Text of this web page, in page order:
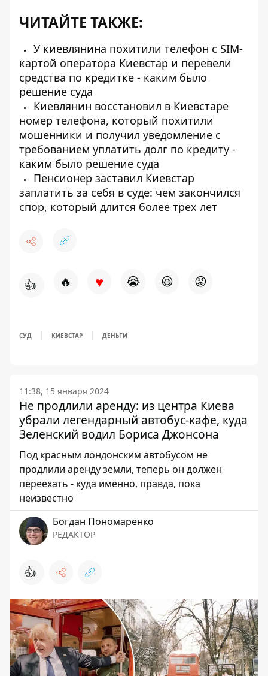
ЧИТАЙТЕ ТАКЖЕ:
У киевлянина похитили телефон с SIM-
картой оператора Киевстар и перевели
средства по кредитке - каким было
решение суда
Киевлянин восстановил в Киевстаре
номер телефона, который похитили
мошенники и получил уведомление с
требованием уплатить долг по кредиту -
каким было решение суда
Пенсионер заставил Киевстар
заплатить за себя в суде: чем закончился
спор, который длится более трех лет
👍 🔥 ♥ 😭 😆 😡
СУД КИЕВСТАР ДЕНЬГИ
11:38, 15 января 2024
Не продлили аренду: из центра Киева
убрали легендарный автобус-кафе, куда
Зеленский водил Бориса Джонсона
Под красным лондонским автобусом не
продлили аренду земли, теперь он должен
переехать - куда именно, правда, пока
неизвестно
Богдан Пономаренко
РЕДАКТОР
👍